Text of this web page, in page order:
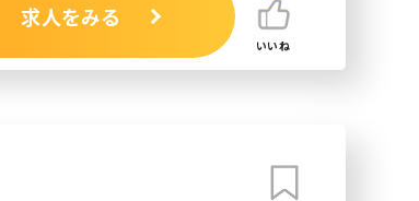
求人をみる
いいね